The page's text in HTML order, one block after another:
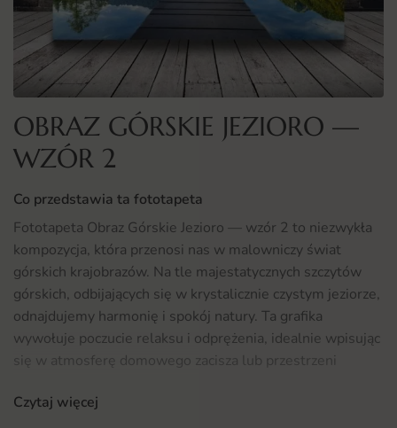
OBRAZ GÓRSKIE JEZIORO —
WZÓR 2
Co przedstawia ta fototapeta
Fototapeta Obraz Górskie Jezioro — wzór 2 to niezwykła
kompozycja, która przenosi nas w malowniczy świat
górskich krajobrazów. Na tle majestatycznych szczytów
górskich, odbijających się w krystalicznie czystym jeziorze,
odnajdujemy harmonię i spokój natury. Ta grafika
wywołuje poczucie relaksu i odprężenia, idealnie wpisując
się w atmosferę domowego zacisza lub przestrzeni
odwzorowaniu detali, każdy element obrazu przyciąga
Czytaj więcej